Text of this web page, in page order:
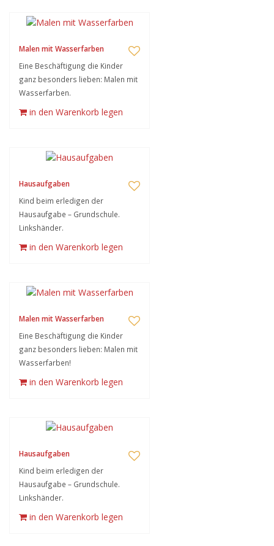
Malen mit Wasserfarben
Eine Beschäftigung die Kinder
ganz besonders lieben: Malen mit
Wasserfarben.
in den Warenkorb legen
Hausaufgaben
Kind beim erledigen der
Hausaufgabe – Grundschule.
Linkshänder.
in den Warenkorb legen
Malen mit Wasserfarben
Eine Beschäftigung die Kinder
ganz besonders lieben: Malen mit
Wasserfarben!
in den Warenkorb legen
Hausaufgaben
Kind beim erledigen der
Hausaufgabe – Grundschule.
Linkshänder.
in den Warenkorb legen